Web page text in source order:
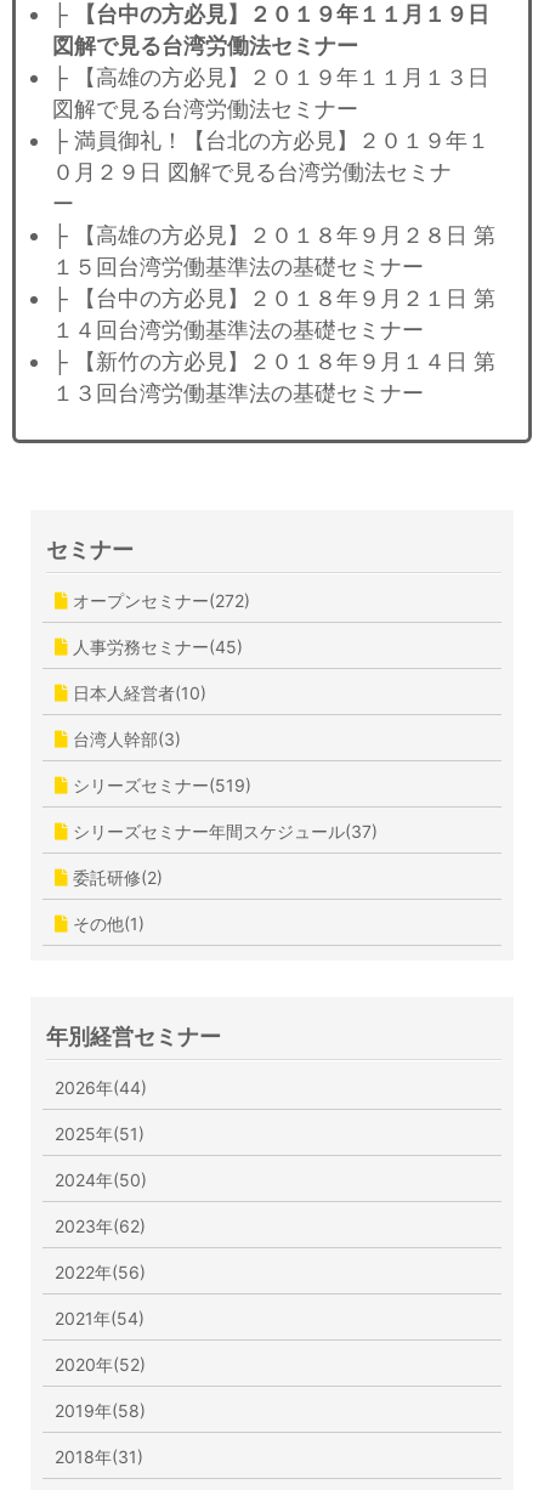
├
【台中の方必見】２０１９年１１月１９日
図解で見る台湾労働法セミナー
├ 【高雄の方必見】２０１９年１１月１３日
図解で見る台湾労働法セミナー
├ 満員御礼！【台北の方必見】２０１９年１
０月２９日 図解で見る台湾労働法セミナ
ー
├ 【高雄の方必見】２０１８年９月２８日 第
１５回台湾労働基準法の基礎セミナー
├ 【台中の方必見】２０１８年９月２１日 第
１４回台湾労働基準法の基礎セミナー
├ 【新竹の方必見】２０１８年９月１４日 第
１３回台湾労働基準法の基礎セミナー
セミナー
オープンセミナー(272)
人事労務セミナー(45)
日本人経営者(10)
台湾人幹部(3)
シリーズセミナー(519)
シリーズセミナー年間スケジュール(37)
委託研修(2)
その他(1)
年別経営セミナー
2026年(44)
2025年(51)
2024年(50)
2023年(62)
2022年(56)
2021年(54)
2020年(52)
2019年(58)
2018年(31)